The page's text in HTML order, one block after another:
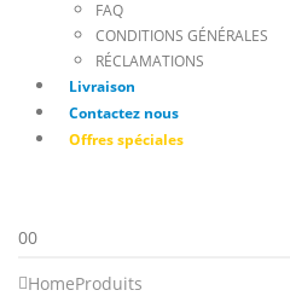
FAQ
CONDITIONS GÉNÉRALES
RÉCLAMATIONS
Livraison
Contactez nous
Offres spéciales
00
HomeProduits